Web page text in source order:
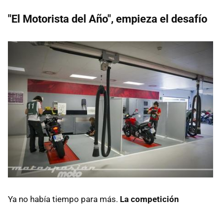
"El Motorista del Año", empieza el desafío
Ya no había tiempo para más. La competición